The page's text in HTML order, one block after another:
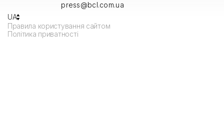
press@bcl.com.ua
UA
Правила користування сайтом
Політика приватності